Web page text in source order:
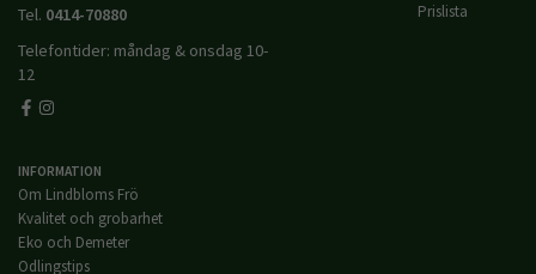
Tel. 0414-70880
Telefontider: måndag & onsdag 10-
12
Prislista
INFORMATION
Om Lindbloms Frö
Kvalitet och grobarhet
Eko och Demeter
Odlingstips